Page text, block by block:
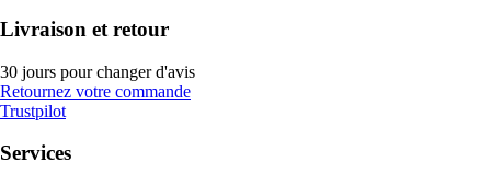
Livraison et retour
30 jours pour changer d'avis
Retournez votre commande
Trustpilot
Services